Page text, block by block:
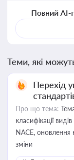
Повний AI-
Теми, які
Перехід
Про що тема:
класифікації
NACE, оновлення
зміни